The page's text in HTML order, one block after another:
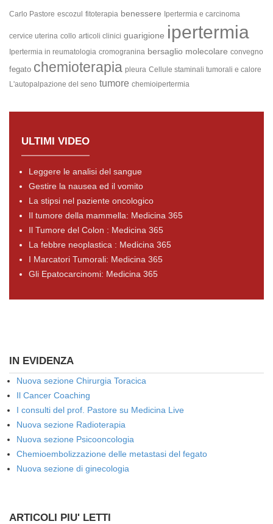
Carlo Pastore escozul fitoterapia benessere Ipertermia e carcinoma
cervice uterina collo articoli clinici guarigione ipertermia
Ipertermia in reumatologia cromogranina bersaglio molecolare convegno
fegato chemioterapia pleura Cellule staminali tumorali e calore
L'autopalpazione del seno tumore chemioipertermia
ULTIMI VIDEO
Leggere le analisi del sangue
Gestire la nausea ed il vomito
La stipsi nel paziente oncologico
Il tumore della mammella: Medicina 365
Il Tumore del Colon : Medicina 365
La febbre neoplastica : Medicina 365
I Marcatori Tumorali: Medicina 365
Gli Epatocarcinomi: Medicina 365
IN EVIDENZA
Nuova sezione Chirurgia Toracica
Il Cancer Coaching
I consulti del prof. Pastore su Medicina Live
Nuova sezione Radioterapia
Nuova sezione Psicooncologia
Chemioembolizzazione delle metastasi del fegato
Nuova sezione di ginecologia
ARTICOLI PIU' LETTI